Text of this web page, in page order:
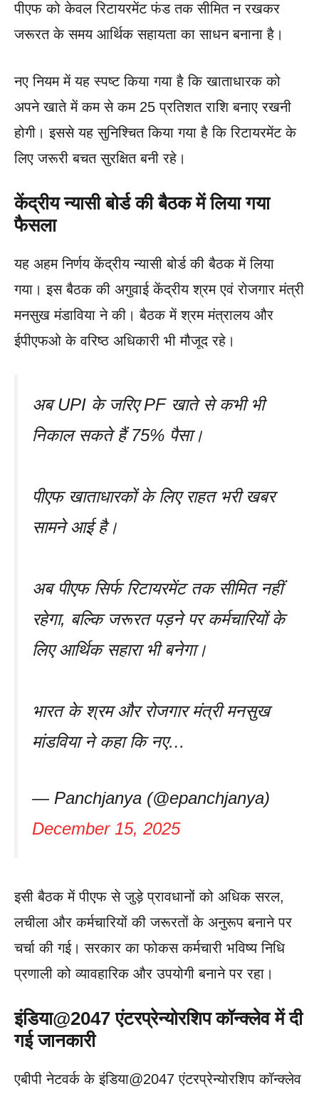
पीएफ को केवल रिटायरमेंट फंड तक सीमित न रखकर
जरूरत के समय आर्थिक सहायता का साधन बनाना है।
नए नियम में यह स्पष्ट किया गया है कि खाताधारक को
अपने खाते में कम से कम 25 प्रतिशत राशि बनाए रखनी
होगी। इससे यह सुनिश्चित किया गया है कि रिटायरमेंट के
लिए जरूरी बचत सुरक्षित बनी रहे।
केंद्रीय न्यासी बोर्ड की बैठक में लिया गया
फैसला
यह अहम निर्णय केंद्रीय न्यासी बोर्ड की बैठक में लिया
गया। इस बैठक की अगुवाई केंद्रीय श्रम एवं रोजगार मंत्री
मनसुख मंडाविया ने की। बैठक में श्रम मंत्रालय और
ईपीएफओ के वरिष्ठ अधिकारी भी मौजूद रहे।
अब UPI के जरिए PF खाते से कभी भी
निकाल सकते हैं 75% पैसा।
पीएफ खाताधारकों के लिए राहत भरी खबर
सामने आई है।
अब पीएफ सिर्फ रिटायरमेंट तक सीमित नहीं
रहेगा, बल्कि जरूरत पड़ने पर कर्मचारियों के
लिए आर्थिक सहारा भी बनेगा।
भारत के श्रम और रोजगार मंत्री मनसुख
मांडविया ने कहा कि नए…
— Panchjanya (@epanchjanya)
December 15, 2025
इसी बैठक में पीएफ से जुड़े प्रावधानों को अधिक सरल,
लचीला और कर्मचारियों की जरूरतों के अनुरूप बनाने पर
चर्चा की गई। सरकार का फोकस कर्मचारी भविष्य निधि
प्रणाली को व्यावहारिक और उपयोगी बनाने पर रहा।
इंडिया@2047 एंटरप्रेन्योरशिप कॉन्क्लेव में दी
गई जानकारी
एबीपी नेटवर्क के इंडिया@2047 एंटरप्रेन्योरशिप कॉन्क्लेव